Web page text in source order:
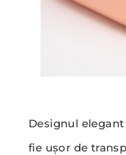
Designul
fie ușor de